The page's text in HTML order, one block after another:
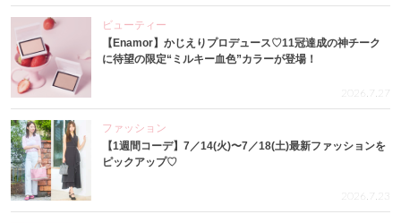
ビューティー
【Enamor】かじえりプロデュース♡11冠達成の神チーク
に待望の限定“ミルキー血色”カラーが登場！
2026.7.27
ファッション
【1週間コーデ】7／14(火)〜7／18(土)最新ファッションを
ピックアップ♡
2026.7.23